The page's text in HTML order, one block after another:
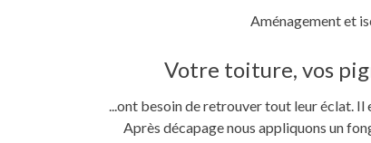
Aménagement et
Votre toiture, vos
...ont besoin de retrouver tout leur éclat.
Après décapage nous appliquons un